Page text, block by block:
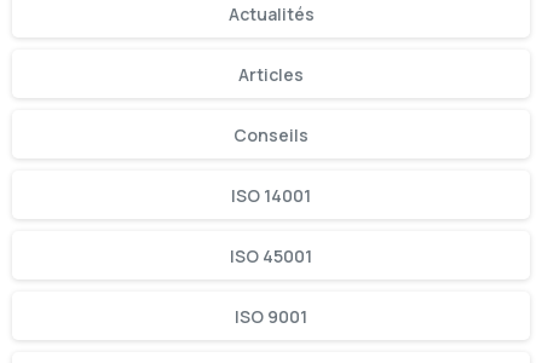
Actualités
Articles
Conseils
ISO 14001
ISO 45001
ISO 9001